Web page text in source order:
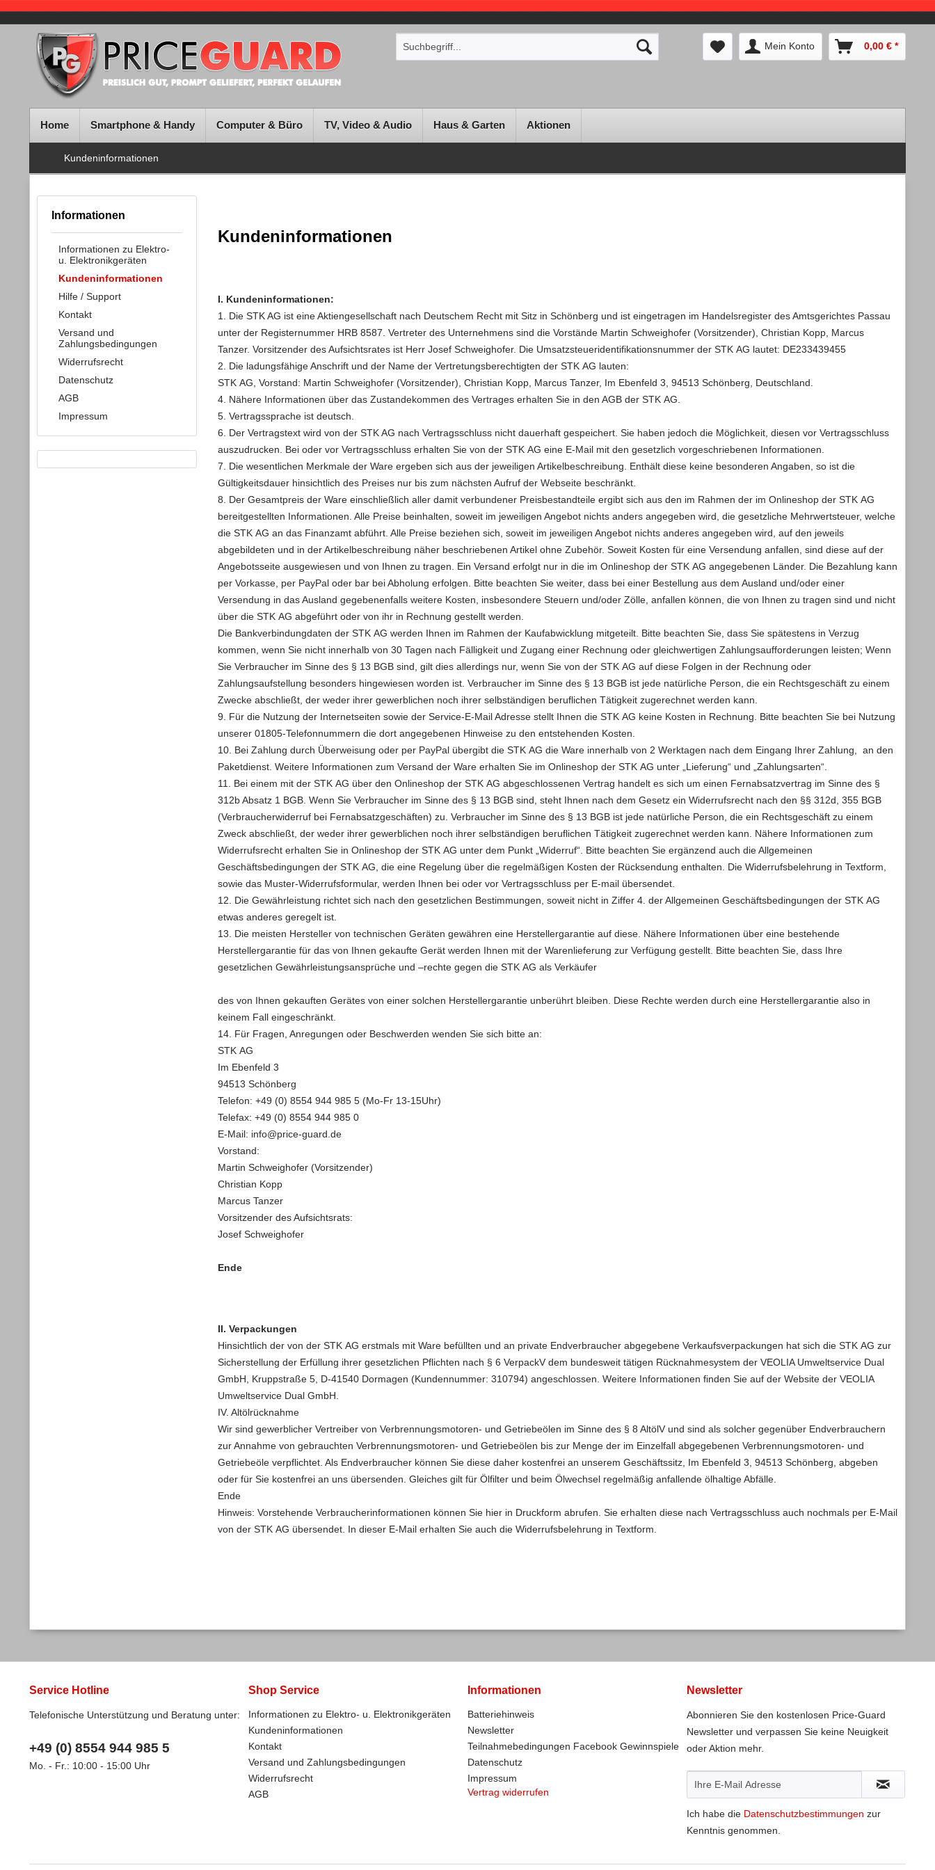
Mein Konto 0,00 € *
Home Smartphone & Handy Computer & Büro TV, Video & Audio Haus & Garten Aktionen
Kundeninformationen
Informationen
Informationen zu Elektro-
u. Elektronikgeräten
Kundeninformationen
Hilfe / Support
Kontakt
Versand und
Zahlungsbedingungen
Widerrufsrecht
Datenschutz
AGB
Impressum
Kundeninformationen
I. Kundeninformationen:
1. Die STK AG ist eine Aktiengesellschaft nach Deutschem Recht mit Sitz in Schönberg und ist eingetragen im Handelsregister des Amtsgerichtes Passau
unter der Registernummer HRB 8587. Vertreter des Unternehmens sind die Vorstände Martin Schweighofer (Vorsitzender), Christian Kopp, Marcus
Tanzer. Vorsitzender des Aufsichtsrates ist Herr Josef Schweighofer. Die Umsatzsteueridentifikationsnummer der STK AG lautet: DE233439455
2. Die ladungsfähige Anschrift und der Name der Vertretungsberechtigten der STK AG lauten:
STK AG, Vorstand: Martin Schweighofer (Vorsitzender), Christian Kopp, Marcus Tanzer, Im Ebenfeld 3, 94513 Schönberg, Deutschland.
4. Nähere Informationen über das Zustandekommen des Vertrages erhalten Sie in den AGB der STK AG.
5. Vertragssprache ist deutsch.
6. Der Vertragstext wird von der STK AG nach Vertragsschluss nicht dauerhaft gespeichert. Sie haben jedoch die Möglichkeit, diesen vor Vertragsschluss
auszudrucken. Bei oder vor Vertragsschluss erhalten Sie von der STK AG eine E-Mail mit den gesetzlich vorgeschriebenen Informationen.
7. Die wesentlichen Merkmale der Ware ergeben sich aus der jeweiligen Artikelbeschreibung. Enthält diese keine besonderen Angaben, so ist die
Gültigkeitsdauer hinsichtlich des Preises nur bis zum nächsten Aufruf der Webseite beschränkt.
8. Der Gesamtpreis der Ware einschließlich aller damit verbundener Preisbestandteile ergibt sich aus den im Rahmen der im Onlineshop der STK AG
bereitgestellten Informationen. Alle Preise beinhalten, soweit im jeweiligen Angebot nichts anders angegeben wird, die gesetzliche Mehrwertsteuer, welche
die STK AG an das Finanzamt abführt. Alle Preise beziehen sich, soweit im jeweiligen Angebot nichts anderes angegeben wird, auf den jeweils
abgebildeten und in der Artikelbeschreibung näher beschriebenen Artikel ohne Zubehör. Soweit Kosten für eine Versendung anfallen, sind diese auf der
Angebotsseite ausgewiesen und von Ihnen zu tragen. Ein Versand erfolgt nur in die im Onlineshop der STK AG angegebenen Länder. Die Bezahlung kann
per Vorkasse, per PayPal oder bar bei Abholung erfolgen. Bitte beachten Sie weiter, dass bei einer Bestellung aus dem Ausland und/oder einer
Versendung in das Ausland gegebenenfalls weitere Kosten, insbesondere Steuern und/oder Zölle, anfallen können, die von Ihnen zu tragen sind und nicht
über die STK AG abgeführt oder von ihr in Rechnung gestellt werden.
Die Bankverbindungdaten der STK AG werden Ihnen im Rahmen der Kaufabwicklung mitgeteilt. Bitte beachten Sie, dass Sie spätestens in Verzug
kommen, wenn Sie nicht innerhalb von 30 Tagen nach Fälligkeit und Zugang einer Rechnung oder gleichwertigen Zahlungsaufforderungen leisten; Wenn
Sie Verbraucher im Sinne des § 13 BGB sind, gilt dies allerdings nur, wenn Sie von der STK AG auf diese Folgen in der Rechnung oder
Zahlungsaufstellung besonders hingewiesen worden ist. Verbraucher im Sinne des § 13 BGB ist jede natürliche Person, die ein Rechtsgeschäft zu einem
Zwecke abschließt, der weder ihrer gewerblichen noch ihrer selbständigen beruflichen Tätigkeit zugerechnet werden kann.
9. Für die Nutzung der Internetseiten sowie der Service-E-Mail Adresse stellt Ihnen die STK AG keine Kosten in Rechnung. Bitte beachten Sie bei Nutzung
unserer 01805-Telefonnummern die dort angegebenen Hinweise zu den entstehenden Kosten.
10. Bei Zahlung durch Überweisung oder per PayPal übergibt die STK AG die Ware innerhalb von 2 Werktagen nach dem Eingang Ihrer Zahlung, an den
Paketdienst. Weitere Informationen zum Versand der Ware erhalten Sie im Onlineshop der STK AG unter „Lieferung“ und „Zahlungsarten“.
11. Bei einem mit der STK AG über den Onlineshop der STK AG abgeschlossenen Vertrag handelt es sich um einen Fernabsatzvertrag im Sinne des §
312b Absatz 1 BGB. Wenn Sie Verbraucher im Sinne des § 13 BGB sind, steht Ihnen nach dem Gesetz ein Widerrufsrecht nach den §§ 312d, 355 BGB
(Verbraucherwiderruf bei Fernabsatzgeschäften) zu. Verbraucher im Sinne des § 13 BGB ist jede natürliche Person, die ein Rechtsgeschäft zu einem
Zweck abschließt, der weder ihrer gewerblichen noch ihrer selbständigen beruflichen Tätigkeit zugerechnet werden kann. Nähere Informationen zum
Widerrufsrecht erhalten Sie in Onlineshop der STK AG unter dem Punkt „Widerruf“. Bitte beachten Sie ergänzend auch die Allgemeinen
Geschäftsbedingungen der STK AG, die eine Regelung über die regelmäßigen Kosten der Rücksendung enthalten. Die Widerrufsbelehrung in Textform,
sowie das Muster-Widerrufsformular, werden Ihnen bei oder vor Vertragsschluss per E-mail übersendet.
12. Die Gewährleistung richtet sich nach den gesetzlichen Bestimmungen, soweit nicht in Ziffer 4. der Allgemeinen Geschäftsbedingungen der STK AG
etwas anderes geregelt ist.
13. Die meisten Hersteller von technischen Geräten gewähren eine Herstellergarantie auf diese. Nähere Informationen über eine bestehende
Herstellergarantie für das von Ihnen gekaufte Gerät werden Ihnen mit der Warenlieferung zur Verfügung gestellt. Bitte beachten Sie, dass Ihre
gesetzlichen Gewährleistungsansprüche und –rechte gegen die STK AG als Verkäufer
des von Ihnen gekauften Gerätes von einer solchen Herstellergarantie unberührt bleiben. Diese Rechte werden durch eine Herstellergarantie also in
keinem Fall eingeschränkt.
14. Für Fragen, Anregungen oder Beschwerden wenden Sie sich bitte an:
STK AG
Im Ebenfeld 3
94513 Schönberg
Telefon: +49 (0) 8554 944 985 5 (Mo-Fr 13-15Uhr)
Telefax: +49 (0) 8554 944 985 0
E-Mail: info@price-guard.de
Vorstand:
Martin Schweighofer (Vorsitzender)
Christian Kopp
Marcus Tanzer
Vorsitzender des Aufsichtsrats:
Josef Schweighofer
Ende
II. Verpackungen
Hinsichtlich der von der STK AG erstmals mit Ware befüllten und an private Endverbraucher abgegebene Verkaufsverpackungen hat sich die STK AG zur
Sicherstellung der Erfüllung ihrer gesetzlichen Pflichten nach § 6 VerpackV dem bundesweit tätigen Rücknahmesystem der VEOLIA Umweltservice Dual
GmbH, Kruppstraße 5, D-41540 Dormagen (Kundennummer: 310794) angeschlossen. Weitere Informationen finden Sie auf der Website der VEOLIA
Umweltservice Dual GmbH.
IV. Altölrücknahme
Wir sind gewerblicher Vertreiber von Verbrennungsmotoren- und Getriebeölen im Sinne des § 8 AltölV und sind als solcher gegenüber Endverbrauchern
zur Annahme von gebrauchten Verbrennungsmotoren- und Getriebeölen bis zur Menge der im Einzelfall abgegebenen Verbrennungsmotoren- und
Getriebeöle verpflichtet. Als Endverbraucher können Sie diese daher kostenfrei an unserem Geschäftssitz, Im Ebenfeld 3, 94513 Schönberg, abgeben
oder für Sie kostenfrei an uns übersenden. Gleiches gilt für Ölfilter und beim Ölwechsel regelmäßig anfallende ölhaltige Abfälle.
Ende
Hinweis: Vorstehende Verbraucherinformationen können Sie hier in Druckform abrufen. Sie erhalten diese nach Vertragsschluss auch nochmals per E-Mail
von der STK AG übersendet. In dieser E-Mail erhalten Sie auch die Widerrufsbelehrung in Textform.
Service Hotline
Telefonische Unterstützung und Beratung unter:
+49 (0) 8554 944 985 5
Mo. - Fr.: 10:00 - 15:00 Uhr
Shop Service
Informationen zu Elektro- u. Elektronikgeräten
Kundeninformationen
Kontakt
Versand und Zahlungsbedingungen
Widerrufsrecht
AGB
Informationen
Batteriehinweis
Newsletter
Teilnahmebedingungen Facebook Gewinnspiele
Datenschutz
Impressum
Vertrag widerrufen
Newsletter
Abonnieren Sie den kostenlosen Price-Guard
Newsletter und verpassen Sie keine Neuigkeit
oder Aktion mehr.
Ich habe die Datenschutzbestimmungen zur
Kenntnis genommen.